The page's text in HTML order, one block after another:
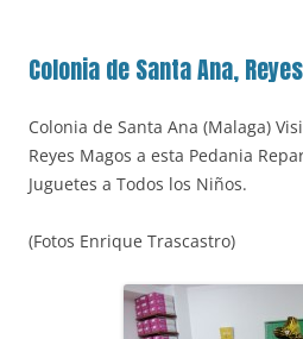
Colonia de Santa Ana,
Colonia de Santa Ana (Malaga)
Reyes Magos a esta Pedania
Juguetes a Todos los Niños.
(Fotos Enrique Trascastro)